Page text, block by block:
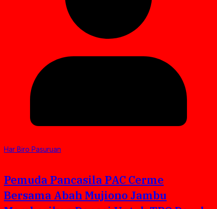
Har Biro Pasuruan
Pemuda Pancasila PAC Cerme
Bersama Abah Mujiono Jambu